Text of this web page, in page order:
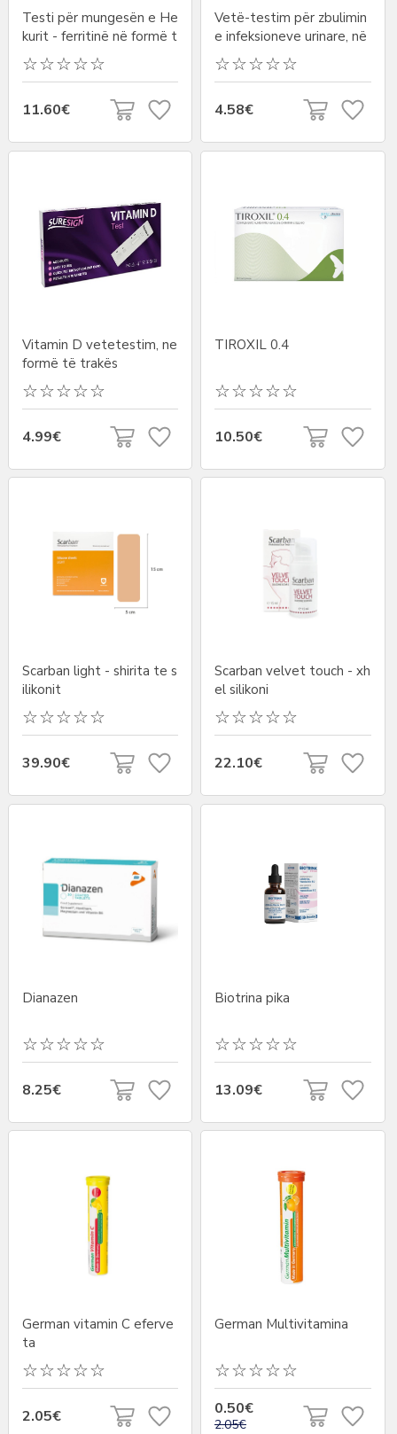
Testi për mungesën e He
kurit - ferritinë në formë t
ë trakës
11.60€
Vetë-testim për zbulimin
e infeksioneve urinare, në
formë të shiritave
4.58€
Vitamin D vetetestim, ne
formë të trakës
4.99€
TIROXIL 0.4
10.50€
Scarban light - shirita te s
ilikonit
39.90€
Scarban velvet touch - xh
el silikoni
22.10€
Dianazen
8.25€
Biotrina pika
13.09€
German vitamin C eferve
ta
2.05€
German Multivitamina
0.50€
2.05€